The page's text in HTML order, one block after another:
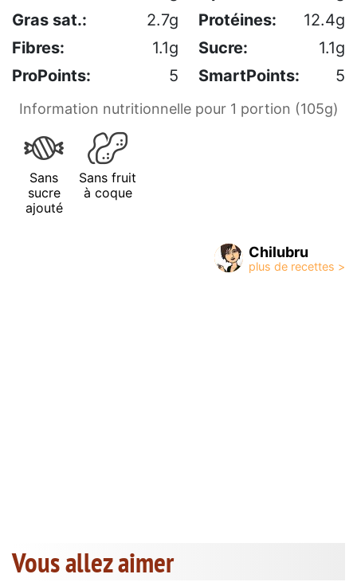
Gras sat.:
2.7g Protéines:
12.4g
Fibres:
1.1g Sucre:
1.1g
ProPoints:
5 SmartPoints: 5
Information nutritionnelle pour 1 portion (105g)
Sans
sucre
ajouté
Sans fruit
à coque
Chilubru
Vous allez aimer